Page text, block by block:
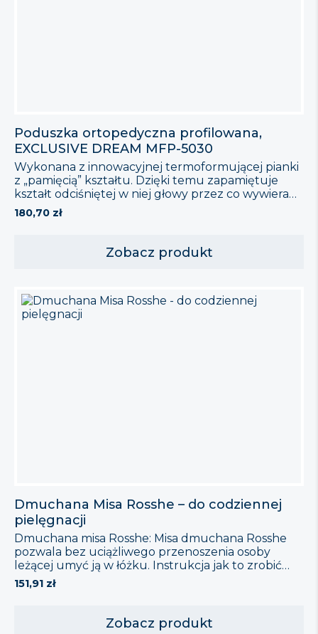
Poduszka ortopedyczna profilowana,
EXCLUSIVE DREAM MFP-5030
180,70 zł
Wykonana z innowacyjnej termoformującej pianki
z „pamięcią” kształtu. Dzięki temu zapamiętuje
kształt odciśniętej w niej głowy przez co wywiera
dużo mniejszy ucisk na ciało a tym samym
nie zaburza krążenia krwi. Szczególnie polecana
super miękką, innowacyjną poszewkę z mikro-fibry
(zapinaną na suwak), dzięki temu istnieje
Poduszka ortopedyczna […]
Zobacz produkt
Dmuchana Misa Rosshe – do codziennej
pielęgnacji
151,91 zł
Dmuchana misa Rosshe: Misa dmuchana Rosshe
pozwala bez uciążliwego przenoszenia osoby
leżącej umyć ją w łóżku. Instrukcja jak to zrobić
krok po kroku przedstawiona jest poniżej.
Zobacz produkt